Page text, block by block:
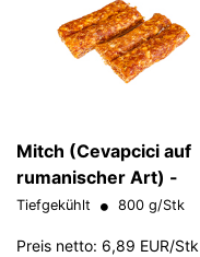
Mitch (Cevapcici auf
rumanischer Art) -
Tiefgekühlt 800 g/Stk
Preis netto: 6,89 EUR/Stk